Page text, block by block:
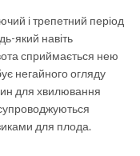
і трепетний період
який навіть
сприймається нею
негайного огляду
для хвилювання
для плода.